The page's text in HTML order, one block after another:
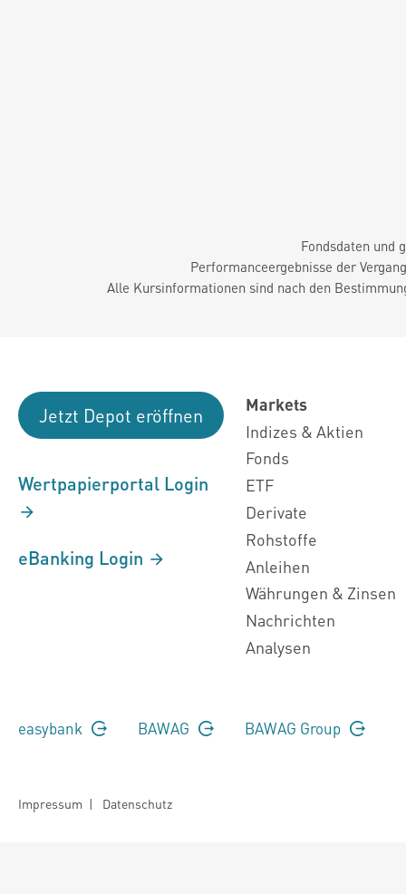
Fondsdaten und
Performanceergebnisse der
Alle Kursinformationen sind nach den
Jetzt Depot eröffnen
Wertpapierportal Login
eBanking Login
Markets
Indizes & Aktien
Fonds
ETF
Derivate
Rohstoffe
Anleihen
Währungen & Zinsen
Nachrichten
Analysen
easybank BAWAG BAWAG Group
Impressum | Datenschutz